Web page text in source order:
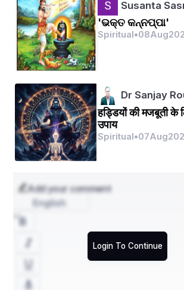
କୋଟି କୋଟି ବୈକୁଣ୍ଠ ନାନାଦି ଅବତାର ।
ୟେହୁ ଜଗନ୍ନାଥଙ୍କର ମନରୁ ବାହାର ।
ଆଉ ଯେତେ ବଇକୁଣ୍ଠନାଥଙ୍କ ମହିମା ।
ଶ୍ରବଣକୁ ଆନନ୍ଦ ଅମୃତଗଣସୀମା ।
ଶ୍ରୀଜଗନ୍ନାଥଙ୍କୁ ଦାରୁବ୍ରହ୍ମରେ ନଗଣ ।
ମାନବଙ୍କ ଦୃଷ୍ଟିକି ଏମନ୍ତ ପରମାଣ ।
ୟେଣୁ ମୁହିଂ ଛାଡିଲି ଏବେ ସର୍ବଆଶ ।
ଆଶ୍ରେ କରିଅଛି ମୁହିଂ ପୁଷୋତ୍ତମ ଦାସ ॥
Susanta
'ଭକ୍ତ କନ୍ନପ୍ପା'
Spiritual •08Aug
Dr Sanjay
हड्डियों की मजबूती के
उपाय
Spiritual•07Aug
Add your comment
Login To Continue
English